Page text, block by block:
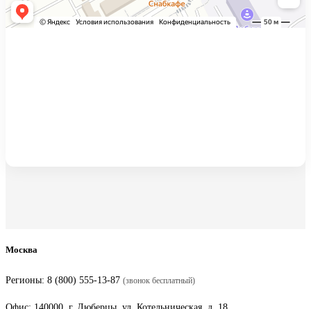
Москва
Регионы: 8 (800) 555-13-87 (звонок бесплатный)